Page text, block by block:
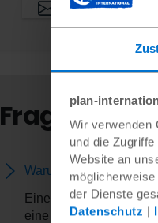
plan-
Wir verwenden
und die
Website an
der Dienste
Datenschutz |
Fragen und
Warum arbeitet Plan
Eine Patenschaft zu
eine Verbindung